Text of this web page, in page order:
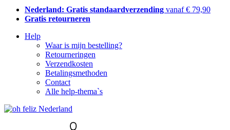
Nederland: Gratis standaardverzending vanaf € 79,90
Gratis retourneren
Help
Waar is mijn bestelling?
Retourneringen
Verzendkosten
Betalingsmethoden
Contact
Alle help-thema`s